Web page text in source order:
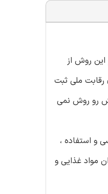
روش از
رقابت ملی ثبت
رو روش نمی
و استفاده ،
مواد غذایی و